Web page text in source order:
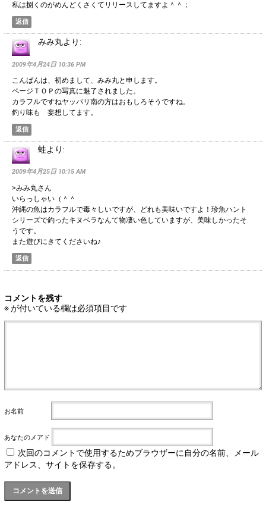
私は捌くのがめんどくさくてリリースしてますよ＾＾；
返信
みみ丸より:
2009年4月24日 10:36 PM
こんばんは、初めまして、みみ丸と申します。
ページＴＯＰの写真に魅了されました。
カラフルですねヤッパリ南の方はおもしろそうですね。
釣り味も 妄想してます。
返信
蛙より:
2009年4月25日 10:15 AM
>みみ丸さん
いらっしゃい（＾＾
沖縄の魚はカラフルで毒々しいですが、どれも美味いですよ！珍魚ハント
シリーズで釣ったキヌベラなんて物凄い色していますが、美味しかったそ
うです。
また遊びにきてくださいね♪
返信
コメントを残す
※が付いている欄は必須項目です
お名前
あなたのメアド
次回のコメントで使用するためブラウザーに自分の名前、メール
アドレス、サイトを保存する。